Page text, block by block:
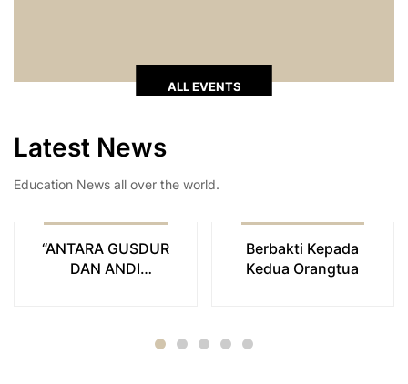
ALL EVENTS
Latest News
Education News all over the world.
“ANTARA GUSDUR
DAN ANDI
Berbakti Kepada
Kedua Orangtua